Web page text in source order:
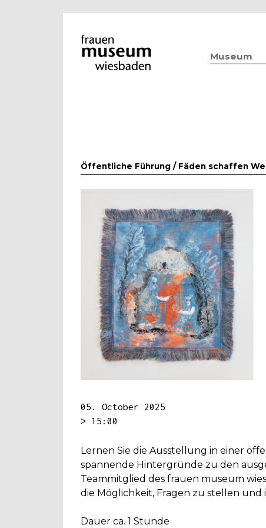
Museum
Öffentliche Führung / Fäden schaffen
05. October 2025
> 15:00
Lernen Sie die Ausstellung in einer
spannende Hintergründe zu den
Teammitglied des frauen museum
die Möglichkeit, Fragen zu stellen und
Dauer ca. 1 Stunde